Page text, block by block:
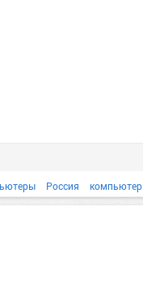
Россия компьютер